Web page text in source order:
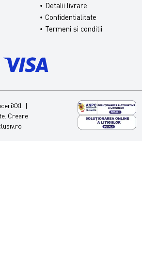
Detalii livrare
Confidentialitate
Termeni si conditii
|
Creare